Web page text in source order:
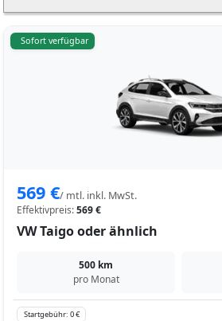
Sofort verfügbar
569 €/ mtl. inkl. MwSt.
Effektivpreis:569 €
VW Taigo oder ähnlich
500 km
pro Monat
Startgebühr: 0 €